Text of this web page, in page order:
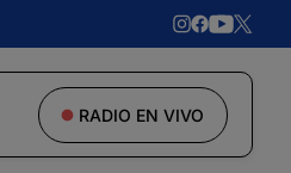
RADIO EN VIVO